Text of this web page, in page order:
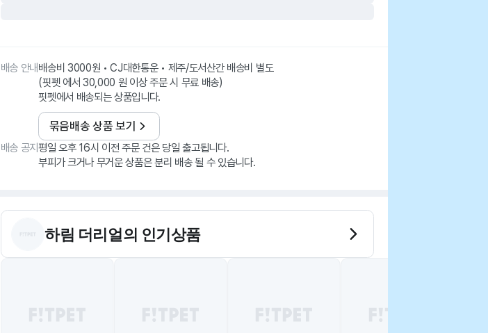
배송 안내배송비 3000원 • CJ대한통운 • 제주/도서산간 배송비 별도
(핏펫 에서 30,000 원 이상 주문 시 무료 배송)
핏펫에서 배송되는 상품입니다.
묶음배송 상품 보기
배송 공지평일 오후 16시 이전 주문 건은 당일 출고됩니다.
부피가 크거나 무거운 상품은 분리 배송 될 수 있습니다.
하림 더리얼의 인기상품